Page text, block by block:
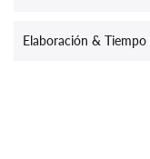
Elaboración & Tiempo